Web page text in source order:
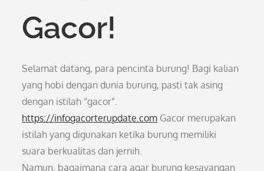
Gacor!
Selamat datang, para pencinta burung! Bagi kalian
yang hobi dengan dunia burung, pasti tak asing
dengan istilah “gacor”.
https://infogacorterupdate.com Gacor merupakan
istilah yang digunakan ketika burung memiliki
suara berkualitas dan jernih.
Namun, bagaimana cara agar burung kesayangan